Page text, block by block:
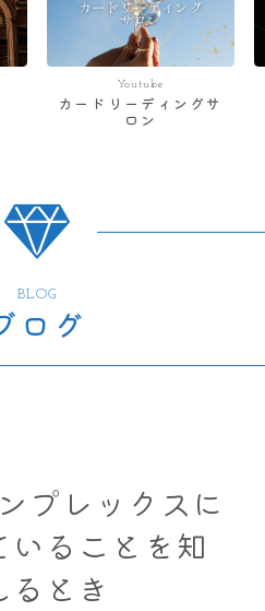
Youtube
カードリーディングサ
ロン
BLOG
ログ
プレックスに
ることを知
とき